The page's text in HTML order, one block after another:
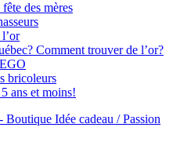
des mères
Comment trouver de l’or?
bricoleurs
ans et moins!
Idée cadeau / Passion